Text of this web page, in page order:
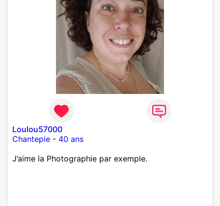
Loulou57000
Chantepie - 40 ans
J’aime la Photographie par exemple.